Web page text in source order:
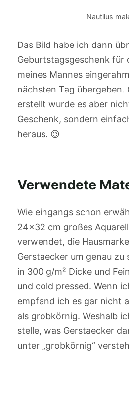
Nautilus
Das Bild habe ich dann
Geburtstagsgeschenk für
meines Mannes
nächsten Tag übergeben.
erstellt wurde es aber
Geschenk, sondern
heraus. 😉
Verwendete
Wie eingangs schon
24×32 cm großes
verwendet, die
Gerstaecker um genau zu
in 300 g/m² Dicke und
und cold pressed. Wenn
empfand ich es gar nicht
als grobkörnig. Weshalb
stelle, was Gerstaecker
unter „grobkörnig“